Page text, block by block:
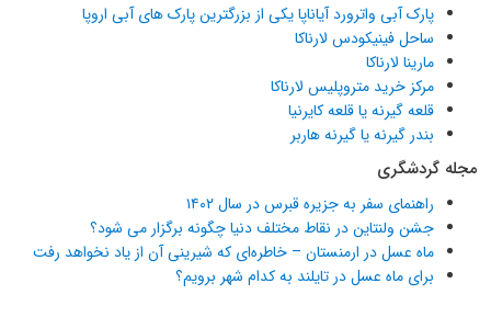
پارک آبی واترورد آیاناپا یکی از بزرگترین پارک های آبی اروپا
ساحل فینیکودس لارناکا
مارینا لارناکا
مرکز خرید متروپلیس لارناکا
قلعه گیرنه یا قلعه کایرنیا
بندر گیرنه یا گیرنه هاربر
مجله گردشگری
راهنمای سفر به جزیره قبرس در سال ۱۴۰۲
جشن ولنتاین در نقاط مختلف دنیا چگونه برگزار می شود؟
ماه عسل در ارمنستان – خاطره‌ای که شیرینی آن از یاد نخواهد رفت
برای ماه عسل در تایلند به کدام شهر برویم؟